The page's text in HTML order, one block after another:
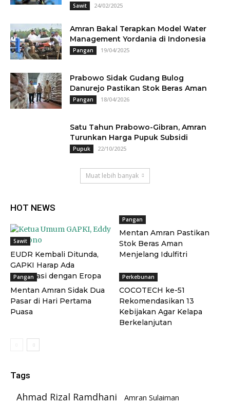
Sawit 24/02/2025
Amran Bakal Terapkan Model Water
Management Yordania di Indonesia
Pangan 19/04/2025
Prabowo Sidak Gudang Bulog
Danurejo Pastikan Stok Beras Aman
Pangan 18/04/2026
Satu Tahun Prabowo-Gibran, Amran
Turunkan Harga Pupuk Subsidi
Pupuk 22/10/2025
Muat lebih banyak
HOT NEWS
Sawit
EUDR Kembali Ditunda,
GAPKI Harap Ada
Negosiasi dengan Eropa
Pangan
Mentan Amran Pastikan
Stok Beras Aman
Menjelang Idulfitri
Pangan
Mentan Amran Sidak Dua
Pasar di Hari Pertama
Puasa
Perkebunan
COCOTECH ke-51
Rekomendasikan 13
Kebijakan Agar Kelapa
Berkelanjutan
Tags
Ahmad Rizal Ramdhani Amran Sulaiman